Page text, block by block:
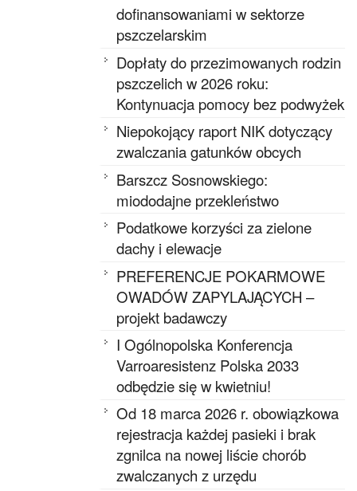
dofinansowaniami w sektorze
pszczelarskim
Dopłaty do przezimowanych rodzin
pszczelich w 2026 roku:
Kontynuacja pomocy bez podwyżek
Niepokojący raport NIK dotyczący
zwalczania gatunków obcych
Barszcz Sosnowskiego:
miododajne przekleństwo
Podatkowe korzyści za zielone
dachy i elewacje
PREFERENCJE POKARMOWE
OWADÓW ZAPYLAJĄCYCH –
projekt badawczy
I Ogólnopolska Konferencja
Varroaresistenz Polska 2033
odbędzie się w kwietniu!
Od 18 marca 2026 r. obowiązkowa
rejestracja każdej pasieki i brak
zgnilca na nowej liście chorób
zwalczanych z urzędu